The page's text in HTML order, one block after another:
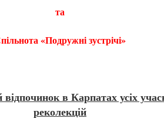
та
«Подружні зустрічі»
в Карпатах усіх
реколекцій